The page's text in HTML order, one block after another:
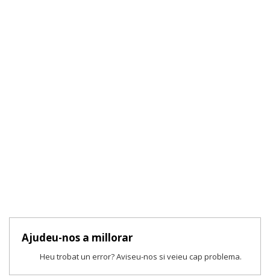
Ajudeu-nos a millorar
Heu trobat un error? Aviseu-nos si veieu cap problema.